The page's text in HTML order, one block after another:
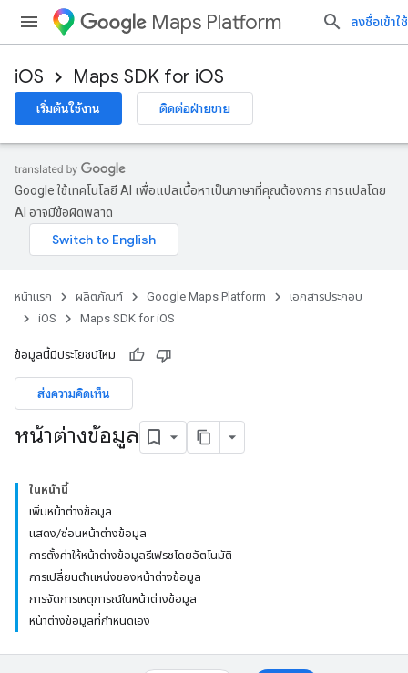
Maps Platform ลงชื่อเข้าใช้
iOS Maps SDK for iOS
เริ่มต้นใช้งาน ติดต่อฝ่ายขาย
Google ใช้เทคโนโลยี AI เพื่อแปลเนื้อหาเป็นภาษาที่คุณต้องการ การแปลโดย
AI อาจมีข้อผิดพลาด
หน้าแรก ผลิตภัณฑ์ Google Maps Platform
เอกสารประกอบ
iOS
Maps SDK for iOS
ข้อมูลนี้มีประโยชน์ไหม
ส่งความคิดเห็น
หน้าต่างข้อมูล
ในหน้านี้
เพิ่มหน้าต่างข้อมูล
แสดง/ซ่อนหน้าต่างข้อมูล
การตั้งค่าให้หน้าต่างข้อมูลรีเฟรชโดยอัตโนมัติ
การเปลี่ยนตำแหน่งของหน้าต่างข้อมูล
การจัดการเหตุการณ์ในหน้าต่างข้อมูล
หน้าต่างข้อมูลที่กำหนดเอง